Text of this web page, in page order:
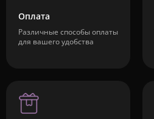
Оплата
Различные способы оплаты
для вашего удобства